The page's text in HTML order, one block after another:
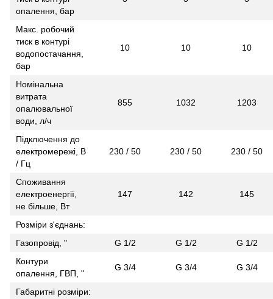
опалення, бар
Макс. робочий
тиск в контурі
водопостачання,
бар
10 10 10
Номінальна
витрата
опалювальної
води, л/ч
855 1032 1203
Підключення до
електромережі, В
/ Гц
230 / 50 230 / 50 230 / 50
Споживання
електроенергії,
не більше, Вт
147 142 145
Розміри з'єднань:
Газопровід, "
G 1/2 G 1/2
G 1/2
Контури
опалення, ГВП, "
G 3/4 G 3/4 G 3/4
Габаритні розміри: